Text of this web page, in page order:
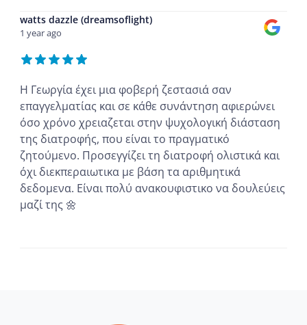
watts dazzle (dreamsoflight)
1 year ago
Η Γεωργία έχει μια φοβερή ζεστασιά σαν
επαγγελματίας και σε κάθε συνάντηση αφιερώνει
όσο χρόνο χρειαζεται στην ψυχολογική διάσταση
της διατροφής, που είναι το πραγματικό
ζητούμενο. Προσεγγίζει τη διατροφή ολιστικά και
όχι διεκπεραιωτικα με βάση τα αριθμητικά
δεδομενα. Είναι πολύ ανακουφιστικο να δουλεύεις
μαζί της 🌼